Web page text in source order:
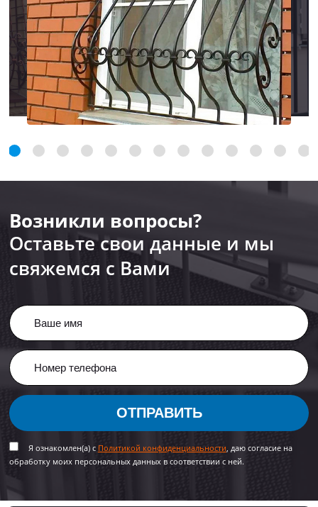
Возникли вопросы?
Оставьте свои данные и мы
свяжемся с Вами
ОТПРАВИТЬ
Я ознакомлен(а) с Политикой конфиденциальности , даю согласие на
обработку моих персональных данных в соответствии с ней.